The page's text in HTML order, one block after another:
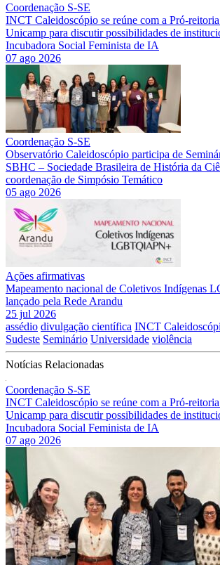
Coordenação S-SE
INCT Caleidoscópio se reúne com a Pró-reitoria
Unicamp para discutir possibilidades de
Incubadora Social Feminista de IA
07 ago 2026
Coordenação S-SE
Observatório Caleidoscópio participa de
SBHC – Sociedade Brasileira de História da
coordenação de Simpósio Temático
05 ago 2026
Ações afirmativas
Mapeamento nacional de Coletivos Indígenas
lançado pela Rede Arandu
25 jul 2026
assédio divulgação científica INCT
Sudeste Seminário Universidade violência
Notícias Relacionadas
Coordenação S-SE
INCT Caleidoscópio se reúne com a Pró-reitoria
Unicamp para discutir possibilidades de
Incubadora Social Feminista de IA
07 ago 2026